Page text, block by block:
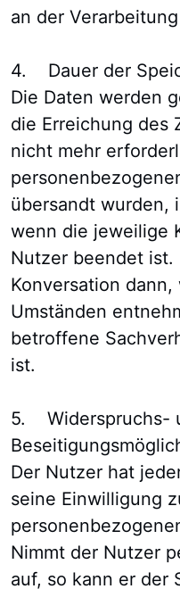
an der
4. Dauer der
Die Daten werden
die Erreichung des
nicht mehr
übersandt wurden,
wenn die jeweilige
Nutzer beendet ist.
Konversation
Umständen
betroffene
ist.
5. Widerspruchs-
Der Nutzer hat
seine Einwilligung
Nimmt der Nutzer
auf, so kann er der